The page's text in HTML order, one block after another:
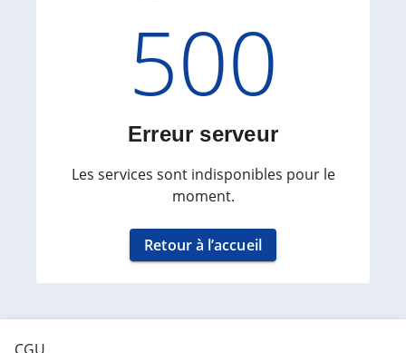
Code
500
Erreur serveur
Les services sont indisponibles pour le
moment.
Retour à l’accueil